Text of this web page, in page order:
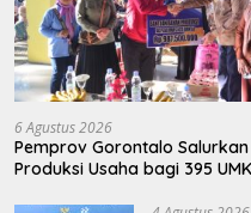
6 Agustus 2026
Pemprov Gorontalo
Produksi Usaha bagi 395